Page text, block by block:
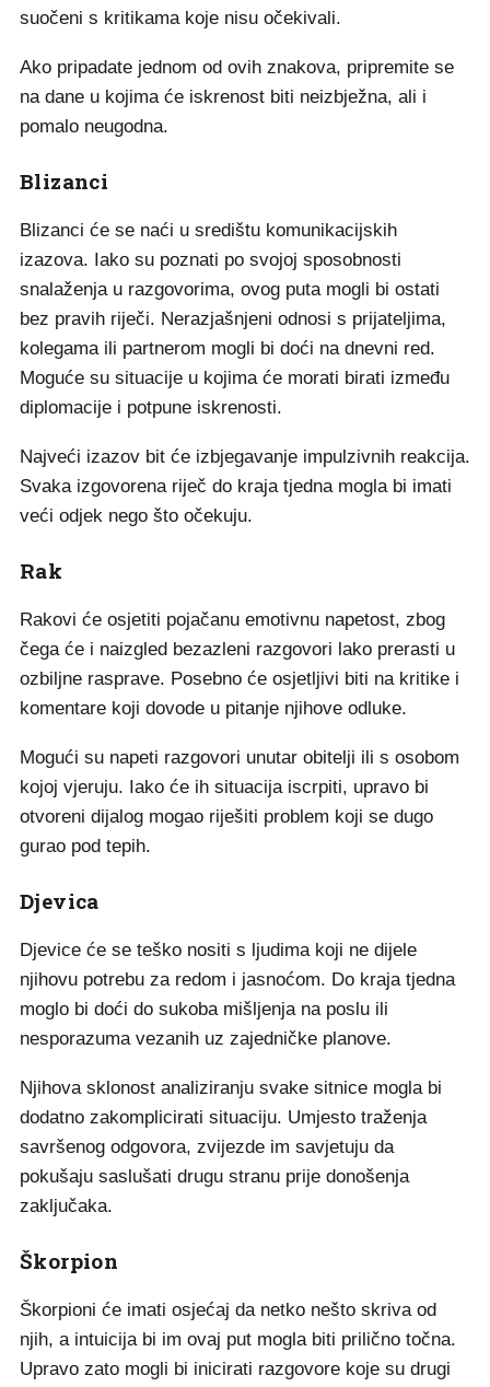
suočeni s kritikama koje nisu očekivali.
Ako pripadate jednom od ovih znakova, pripremite se
na dane u kojima će iskrenost biti neizbježna, ali i
pomalo neugodna.
Blizanci
Blizanci će se naći u središtu komunikacijskih
izazova. Iako su poznati po svojoj sposobnosti
snalaženja u razgovorima, ovog puta mogli bi ostati
bez pravih riječi. Nerazjašnjeni odnosi s prijateljima,
kolegama ili partnerom mogli bi doći na dnevni red.
Moguće su situacije u kojima će morati birati između
diplomacije i potpune iskrenosti.
Najveći izazov bit će izbjegavanje impulzivnih reakcija.
Svaka izgovorena riječ do kraja tjedna mogla bi imati
veći odjek nego što očekuju.
Rak
Rakovi će osjetiti pojačanu emotivnu napetost, zbog
čega će i naizgled bezazleni razgovori lako prerasti u
ozbiljne rasprave. Posebno će osjetljivi biti na kritike i
komentare koji dovode u pitanje njihove odluke.
Mogući su napeti razgovori unutar obitelji ili s osobom
kojoj vjeruju. Iako će ih situacija iscrpiti, upravo bi
otvoreni dijalog mogao riješiti problem koji se dugo
gurao pod tepih.
Djevica
Djevice će se teško nositi s ljudima koji ne dijele
njihovu potrebu za redom i jasnoćom. Do kraja tjedna
moglo bi doći do sukoba mišljenja na poslu ili
nesporazuma vezanih uz zajedničke planove.
Njihova sklonost analiziranju svake sitnice mogla bi
dodatno zakomplicirati situaciju. Umjesto traženja
savršenog odgovora, zvijezde im savjetuju da
pokušaju saslušati drugu stranu prije donošenja
zaključaka.
Škorpion
Škorpioni će imati osjećaj da netko nešto skriva od
njih, a intuicija bi im ovaj put mogla biti prilično točna.
Upravo zato mogli bi inicirati razgovore koje su drugi